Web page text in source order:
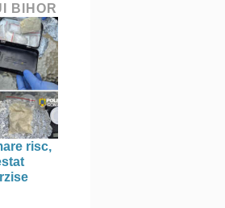
BIHOR
risc,